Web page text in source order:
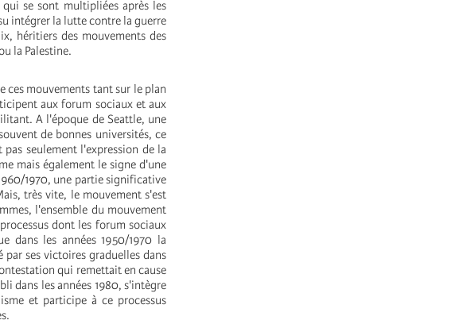
se sont multipliées après les
intégrer la lutte contre la guerre
héritiers des mouvements des
la Palestine.
ces mouvements tant sur le plan
aux forum sociaux et aux
A l'époque de Seattle, une
de bonnes universités, ce
seulement l'expression de la
mais également le signe d'une
1970, une partie significative
très vite, le mouvement s'est
l'ensemble du mouvement
dont les forum sociaux
dans les années 1950/1970 la
ses victoires graduelles dans
qui remettait en cause
dans les années 1980, s'intègre
et participe à ce processus